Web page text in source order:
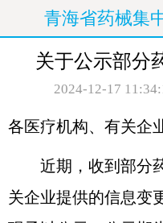
青海省药械集
关于公示部分
2024-12-17
各医疗机构、有关企
近期，收到部分
关企业提供的信息变